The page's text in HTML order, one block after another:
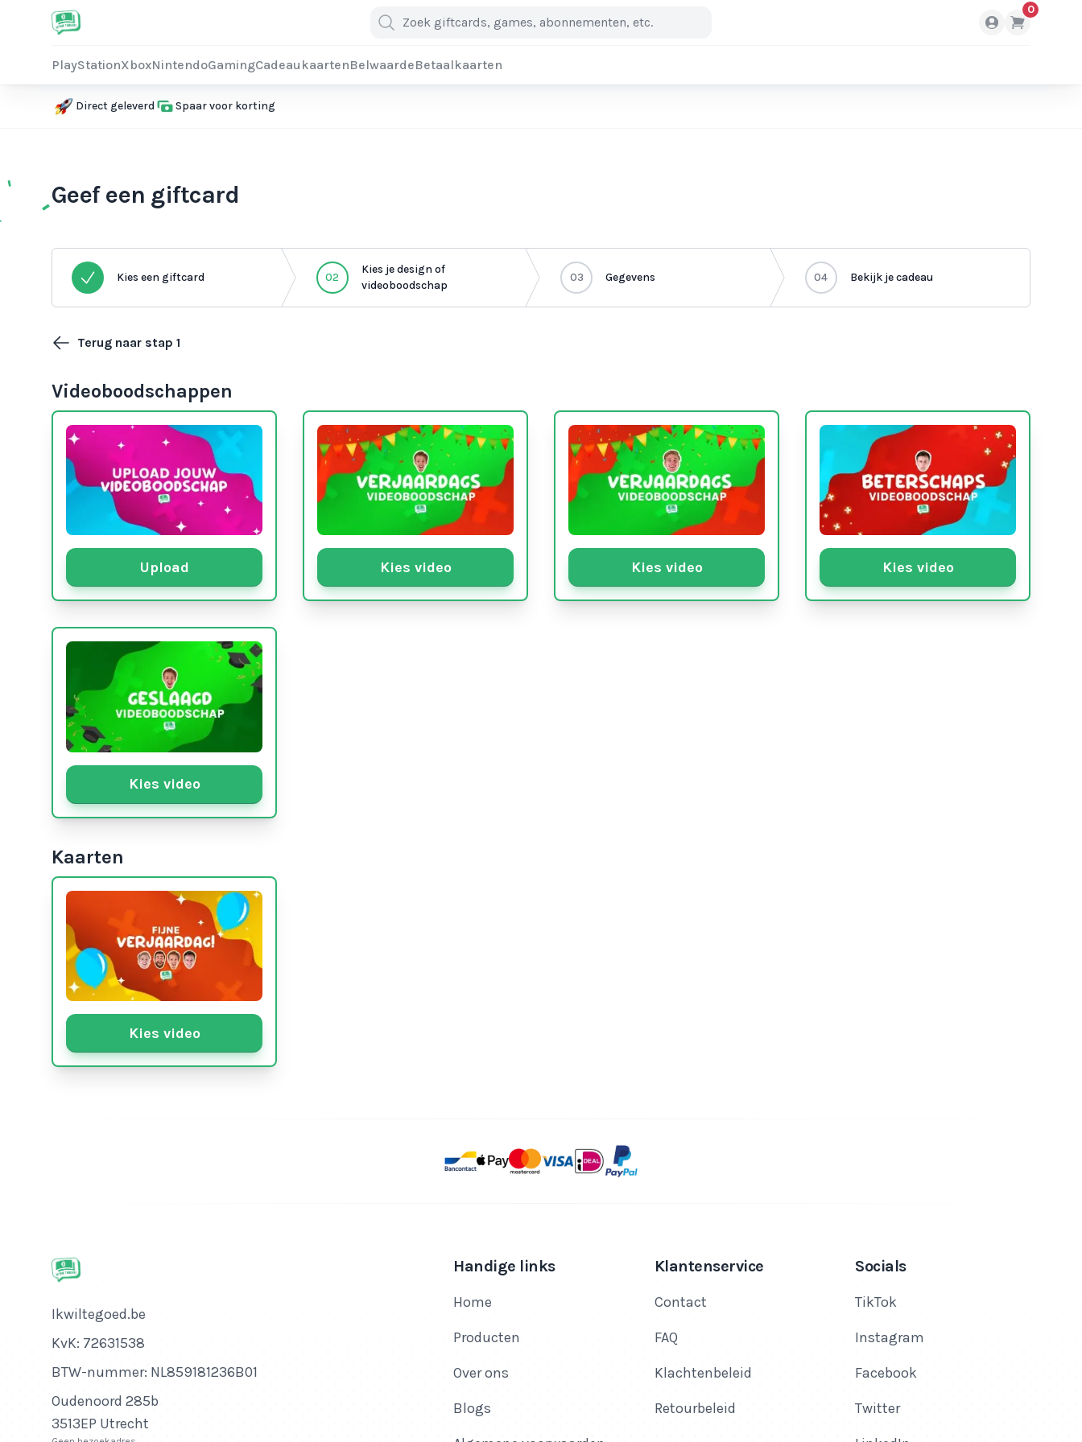
0
PlayStationXboxNintendoGamingCadeaukaartenBelwaardeBetaalkaarten
Direct geleverd Spaar voor korting
Geef een giftcard
Kies een giftcard 02
Kies je design of
videoboodschap
03 Gegevens 04 Bekijk je cadeau
Terug naar stap 1
Videoboodschappen
Upload Kies video Kies video Kies video
Kies video
Kaarten
Kies video
Bedrijfsnaam
Ikwiltegoed.be
KvK-nummer
KvK: 72631538
Btw-nummer
BTW-nummer: NL859181236B01
Adres
Oudenoord 285b
3513EP Utrecht
Handige links
Home
Producten
Over ons
Blogs
Klantenservice
Contact
FAQ
Klachtenbeleid
Retourbeleid
Socials
TikTok
Instagram
Facebook
Twitter